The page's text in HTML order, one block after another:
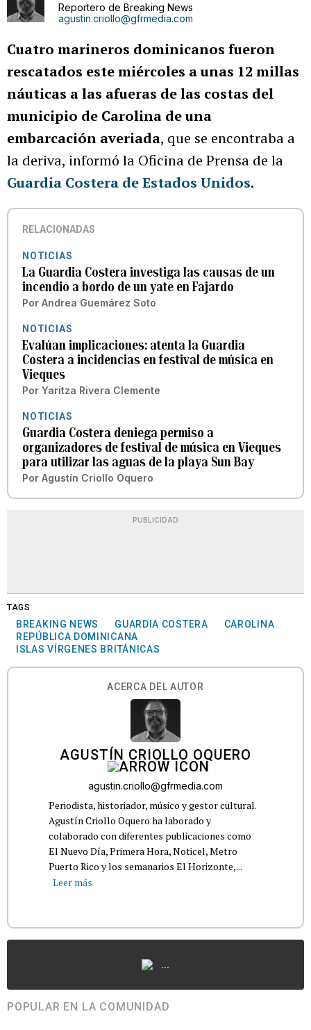
Reportero de Breaking News
agustin.criollo@gfrmedia.com
Cuatro marineros dominicanos fueron
rescatados este miércoles a unas 12 millas
náuticas a las afueras de las costas del
municipio de Carolina de una
embarcación averiada, que se encontraba a
la deriva, informó la Oficina de Prensa de la
Guardia Costera de Estados Unidos.
RELACIONADAS
NOTICIAS
La Guardia Costera investiga las causas de un
incendio a bordo de un yate en Fajardo
Por Andrea Guemárez Soto
NOTICIAS
Evalúan implicaciones: atenta la Guardia
Costera a incidencias en festival de música en
Vieques
Por Yaritza Rivera Clemente
NOTICIAS
Guardia Costera deniega permiso a
organizadores de festival de música en Vieques
para utilizar las aguas de la playa Sun Bay
Por Agustín Criollo Oquero
PUBLICIDAD
TAGS
BREAKING NEWS GUARDIA COSTERA
CAROLINA
REPÚBLICA DOMINICANA
ISLAS VÍRGENES BRITÁNICAS
ACERCA DEL AUTOR
AGUSTÍN CRIOLLO OQUERO
agustin.criollo@gfrmedia.com
Periodista, historiador, músico y gestor cultural.
Agustín Criollo Oquero ha laborado y
colaborado con diferentes publicaciones como
El Nuevo Día, Primera Hora, Noticel, Metro
Puerto Rico y los semanarios El Horizonte,...
Leer más
...
POPULAR EN LA COMUNIDAD